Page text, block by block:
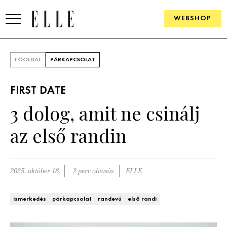
WEBSHOP
SZÉPSÉG
PSZICHÉ
ÉLETMÓD
FŐOLDAL PÁRKAPCSOLAT
FIRST DATE
3 dolog, amit ne csinálj
az első randin
2025. október 18. 2 perc olvasás ELLE
ismerkedés párkapcsolat randevú első randi